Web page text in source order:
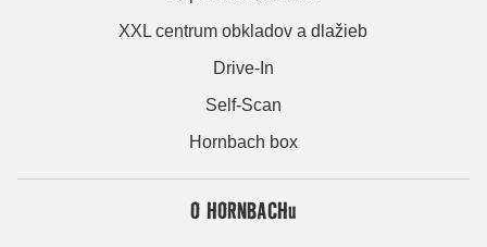
XXL centrum obkladov a dlažieb
Drive-In
Self-Scan
Hornbach box
O HORNBACHu